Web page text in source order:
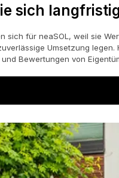
sich
sich für neaSOL, weil sie
Umsetzung legen.
Bewertungen von